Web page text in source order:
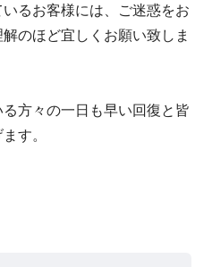
るお客様には、ご迷惑をお
のほど宜しくお願い致しま
方々の一日も早い回復と皆
す。